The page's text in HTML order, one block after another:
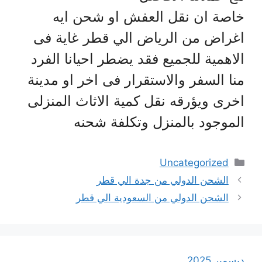
خاصة ان نقل العفش او شحن ايه
اغراض من الرياض الي قطر غاية فى
الاهمية للجميع فقد يضطر احيانا الفرد
منا السفر والاستقرار فى اخر او مدينة
اخرى ويؤرقه نقل كمية الاثاث المنزلى
الموجود بالمنزل وتكلفة شحنه
التصنيفات
Uncategorized
الشحن الدولي من جدة الي قطر
الشحن الدولي من السعودية الي قطر